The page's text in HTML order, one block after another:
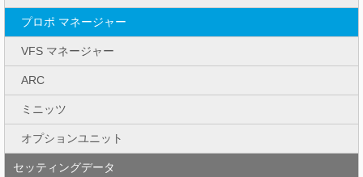
プロポ マネージャー
VFS マネージャー
ARC
ミニッツ
オプションユニット
セッティングデータ